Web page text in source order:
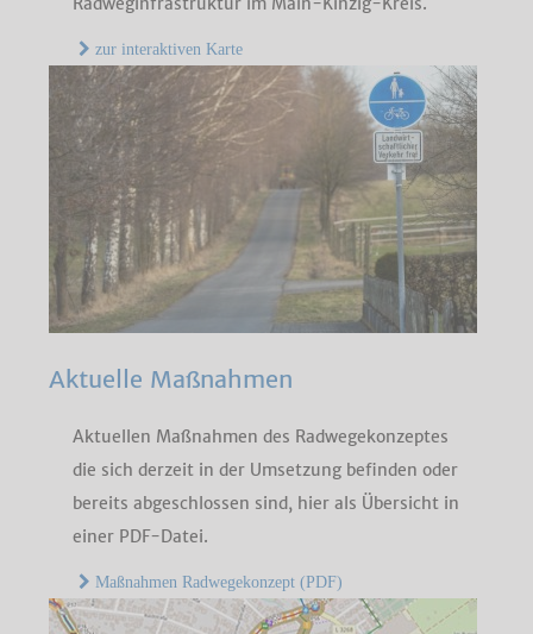
zur interaktiven Karte
Aktuelle Maßnahmen
Aktuellen Maßnahmen des Radwegekonzeptes
die sich derzeit in der Umsetzung befinden oder
bereits abgeschlossen sind, hier als Übersicht in
einer PDF-Datei.
Maßnahmen Radwegekonzept (PDF)